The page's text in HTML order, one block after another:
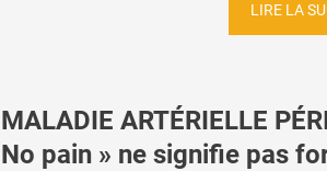
LIRE LA
MALADIE ARTÉRIELLE
No pain » ne signifie pas